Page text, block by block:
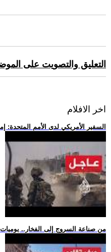
التعليق والتصويت على
اخر الافلام
.. السفير الأمريكي لدى الأمم
.. من صناعة السروج إلى الفخار..